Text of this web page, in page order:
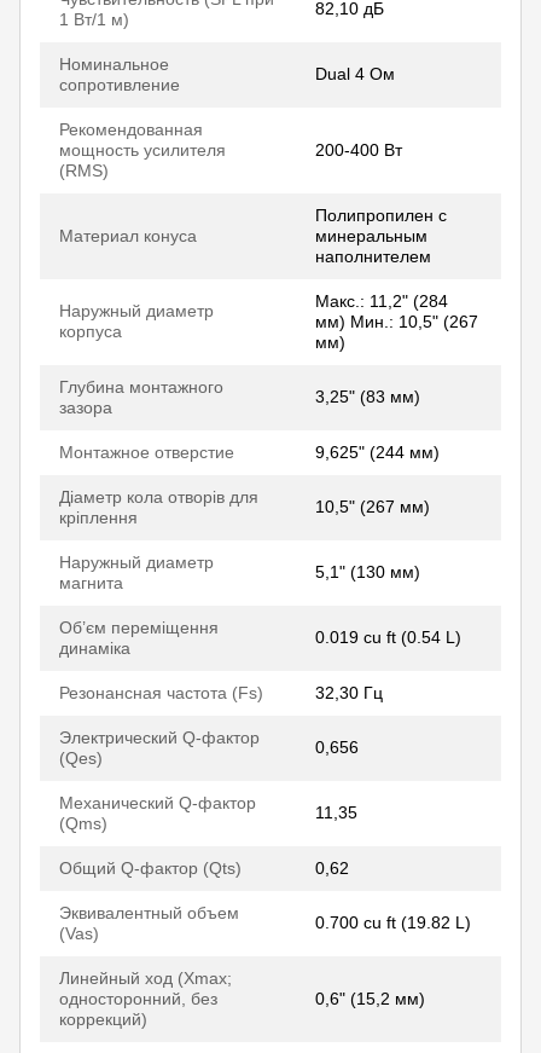
1 Вт/1 м)
82,10 дБ
Номинальное
сопротивление
Dual 4 Ом
Рекомендованная
мощность усилителя
(RMS)
200-400 Вт
Материал конуса
Полипропилен с
минеральным
наполнителем
Наружный диаметр
корпуса
Макс.: 11,2" (284
мм) Мин.: 10,5" (267
мм)
Глубина монтажного
зазора
3,25" (83 мм)
Монтажное отверстие 9,625" (244 мм)
Діаметр кола отворів для
кріплення
10,5" (267 мм)
Наружный диаметр
магнита
5,1" (130 мм)
Об’єм переміщення
динаміка
0.019 cu ft (0.54 L)
Резонансная частота (Fs) 32,30 Гц
Электрический Q-фактор
(Qes)
0,656
Механический Q-фактор
(Qms)
11,35
Общий Q-фактор (Qts) 0,62
Эквивалентный объем
(Vas)
0.700 cu ft (19.82 L)
Линейный ход (Xmax;
односторонний, без
коррекций)
0,6" (15,2 мм)